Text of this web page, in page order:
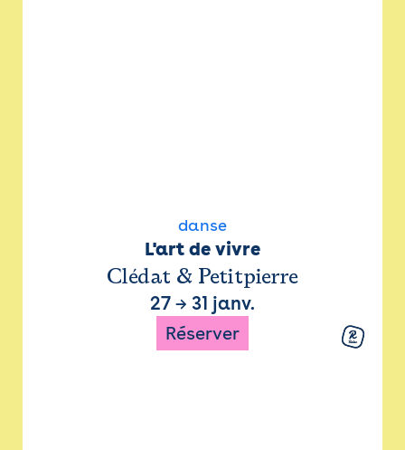
danse
L'art de vivre
Clédat & Petitpierre
27 → 31 janv.
Réserver